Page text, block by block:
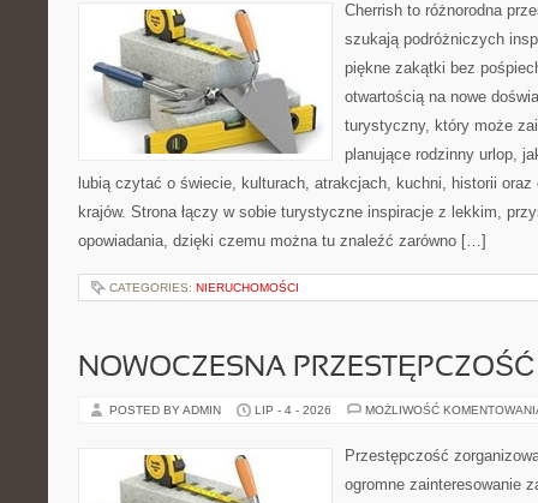
Cherrish to różnorodna
szukają podróżniczych
piękne zakątki bez
otwartością na nowe
turystyczny, który może
planujące rodzinny urlop,
lubią czytać o świecie, kulturach, atrakcjach, kuchni, historii
krajów. Strona łączy w sobie turystyczne inspiracje z lekkim,
opowiadania, dzięki czemu można tu znaleźć zarówno […]
CATEGORIES: NIERUCHOMOŚCI
NOWOCZESNA PRZESTĘPCZOŚĆ
POSTED BY ADMIN LIP - 4 - 2026 MOŻLIWOŚĆ
Przestępczość
ogromne zainteresowanie